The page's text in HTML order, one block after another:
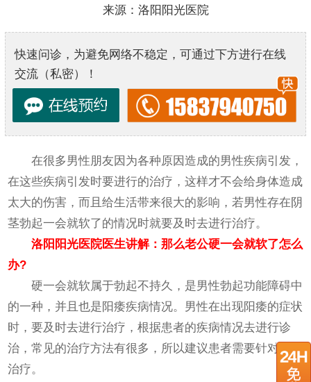
来源：洛阳阳光医院
快速问诊，为避免网络不稳定，可通过下方进行在线
交流（私密）！
在很多男性朋友因为各种原因造成的男性疾病引发，
在这些疾病引发时要进行的治疗，这样才不会给身体造成
太大的伤害，而且给生活带来很大的影响，若男性存在阴
茎勃起一会就软了的情况时就要及时去进行治疗。
洛阳阳光医院医生讲解：那么老公硬一会就软了怎么
办?
硬一会就软属于勃起不持久，是男性勃起功能障碍中
的一种，并且也是阳痿疾病情况。男性在出现阳痿的症状
时，要及时去进行治疗，根据患者的疾病情况去进行诊
治，常见的治疗方法有很多，所以建议患者需要针对性的
治疗。